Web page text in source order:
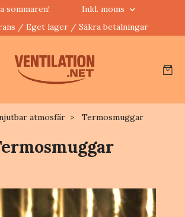
sommaren!
Inkl. moms
/ Eget lager / Säkra betalningar
atmosfär Termosmuggar